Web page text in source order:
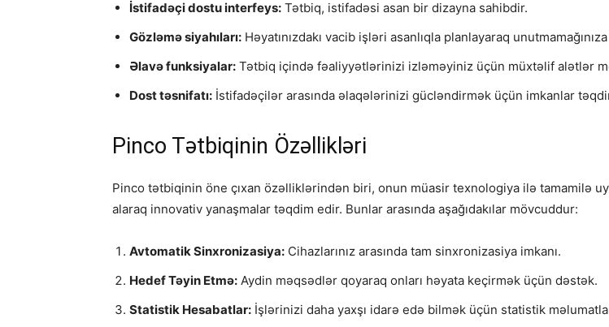
İstifadəçi dostu interfeys: Tətbiq, istifadəsi asan bir dizayna sahibdir.
Gözləmə siyahıları: Həyatınızdakı vacib işləri asanlıqla planlayaraq
Əlavə funksiyalar: Tətbiq içində fəaliyyətlərinizi izləməyiniz üçün müxtəlif alətlər
Dost təsnifatı: İstifadəçilər arasında əlaqələrinizi gücləndirmək üçün imkanlar
Pinco Tətbiqinin Özəllikləri
Pinco tətbiqinin öne çıxan özəlliklərindən biri, onun müasir texnologiya ilə tamamilə
alaraq innovativ yanaşmalar təqdim edir. Bunlar arasında aşağıdakılar mövcuddur:
Avtomatik Sinxronizasiya: Cihazlarınız arasında tam sinxronizasiya imkanı.
Hedef Təyin Etmə: Aydin məqsədlər qoyaraq onları həyata keçirmək üçün dəstək.
Statistik Hesabatlar: İşlərinizi daha yaxşı idarə edə bilmək üçün statistik